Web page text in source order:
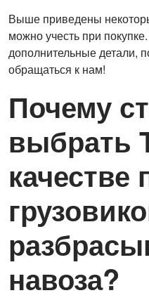
Выше приведены
можно учесть при
дополнительные детали,
обращаться к нам!
Почему
выбрать
качестве
навоза?